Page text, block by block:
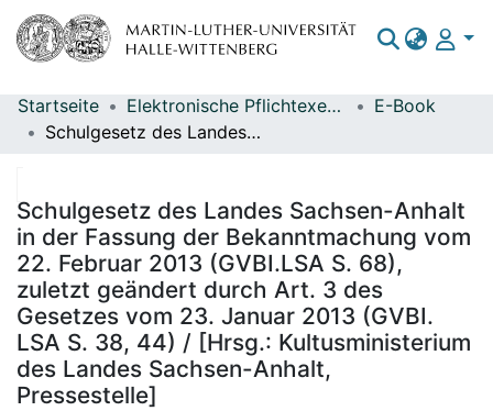
Bereiche & Sammlungen
Statistiken
Startseite Elektronische Pflichtexemplare
E-Book
Schulgesetz des Landes Sachsen-Anhalt in der Fassung der Bekanntmachung vom 22. Februar 2013 (GVBI.LSA S. 68), zuletzt geändert durch Art. 3 des Gesetzes vom 23. Januar 2013 (GVBI. LSA S. 38, 44) / [Hrsg.: Kultusministerium des Landes Sachsen-Anhalt, Pressestelle]
Schulgesetz des Landes Sachsen-Anhalt
in der Fassung der Bekanntmachung vom
22. Februar 2013 (GVBI.LSA S. 68),
zuletzt geändert durch Art. 3 des
Gesetzes vom 23. Januar 2013 (GVBI.
LSA S. 38, 44) / [Hrsg.: Kultusministerium
des Landes Sachsen-Anhalt,
Pressestelle]